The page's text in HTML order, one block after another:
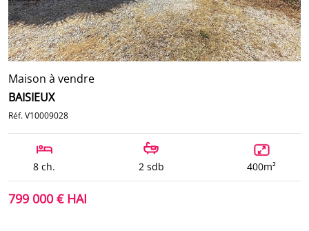
Maison à vendre
BAISIEUX
Réf. V10009028
8 ch. 2 sdb 400m²
799 000 € HAI